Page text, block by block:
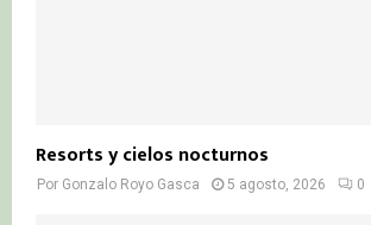
Resorts y cielos nocturnos
Por Gonzalo Royo Gasca 5 agosto, 2026 0